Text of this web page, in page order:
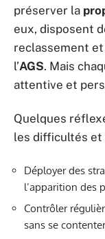
préserver la
eux, disposent
reclassement et
l’AGS. Mais
attentive et
Quelques
les difficultés et
Déployer des
l’apparition des
Contrôler
sans se